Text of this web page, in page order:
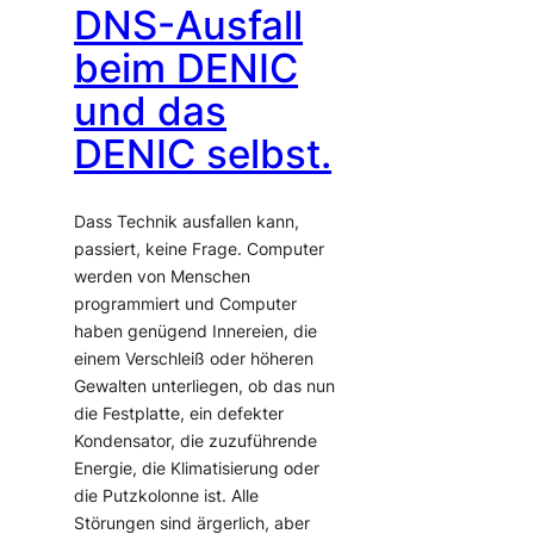
DNS-Ausfall
beim DENIC
und das
DENIC selbst.
Dass Technik ausfallen kann,
passiert, keine Frage. Computer
werden von Menschen
programmiert und Computer
haben genügend Innereien, die
einem Verschleiß oder höheren
Gewalten unterliegen, ob das nun
die Festplatte, ein defekter
Kondensator, die zuzuführende
Energie, die Klimatisierung oder
die Putzkolonne ist. Alle
Störungen sind ärgerlich, aber